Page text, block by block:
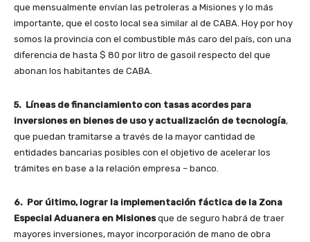
que mensualmente envían las petroleras a Misiones y lo más
importante, que el costo local sea similar al de CABA. Hoy por hoy
somos la provincia con el combustible más caro del país, con una
diferencia de hasta $ 80 por litro de gasoil respecto del que
abonan los habitantes de CABA.
5. Líneas de financiamiento con tasas acordes para
inversiones en bienes de uso y actualización de tecnología,
que puedan tramitarse a través de la mayor cantidad de
entidades bancarias posibles con el objetivo de acelerar los
trámites en base a la relación empresa – banco.
6. Por último, lograr la implementación fáctica de la Zona
Especial Aduanera en Misionesque de seguro habrá de traer
mayores inversiones, mayor incorporación de mano de obra